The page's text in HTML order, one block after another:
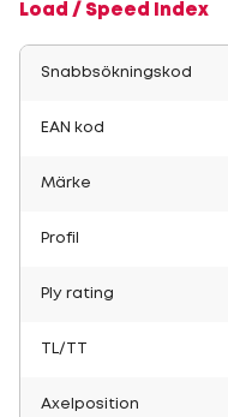
Load / Speed Index
Snabbsökningskod
EAN kod
Märke
Profil
Ply rating
TL/TT
Axelposition